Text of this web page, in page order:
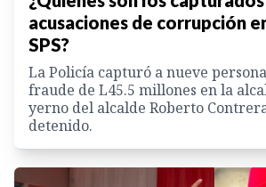
acusaciones de corrupción
SPS?
La Policía capturó a nueve
fraude de L45.5 millones en la
yerno del alcalde Roberto
detenido.